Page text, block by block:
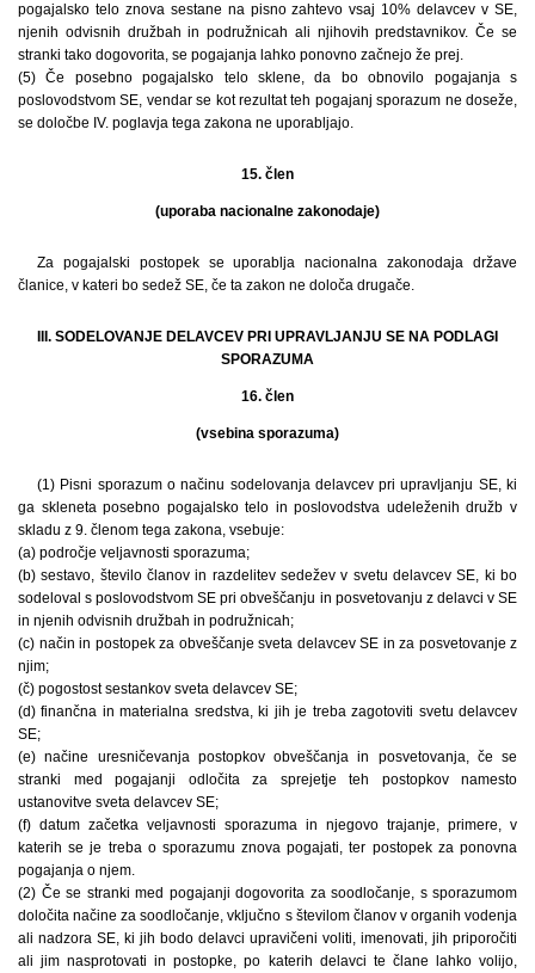
pogajalsko telo znova sestane na pisno zahtevo vsaj 10% delavcev v SE,
njenih odvisnih družbah in podružnicah ali njihovih predstavnikov. Če se
stranki tako dogovorita, se pogajanja lahko ponovno začnejo že prej.
(5) Če posebno pogajalsko telo sklene, da bo obnovilo pogajanja s
poslovodstvom SE, vendar se kot rezultat teh pogajanj sporazum ne doseže,
se določbe IV. poglavja tega zakona ne uporabljajo.
15. člen
(uporaba nacionalne zakonodaje)
Za pogajalski postopek se uporablja nacionalna zakonodaja države
članice, v kateri bo sedež SE, če ta zakon ne določa drugače.
III. SODELOVANJE DELAVCEV PRI UPRAVLJANJU SE NA PODLAGI
SPORAZUMA
16. člen
(vsebina sporazuma)
(1) Pisni sporazum o načinu sodelovanja delavcev pri upravljanju SE, ki
ga skleneta posebno pogajalsko telo in poslovodstva udeleženih družb v
skladu z 9. členom tega zakona, vsebuje:
(a) področje veljavnosti sporazuma;
(b) sestavo, število članov in razdelitev sedežev v svetu delavcev SE, ki bo
sodeloval s poslovodstvom SE pri obveščanju in posvetovanju z delavci v SE
in njenih odvisnih družbah in podružnicah;
(c) način in postopek za obveščanje sveta delavcev SE in za posvetovanje z
njim;
(č) pogostost sestankov sveta delavcev SE;
(d) finančna in materialna sredstva, ki jih je treba zagotoviti svetu delavcev
SE;
(e) načine uresničevanja postopkov obveščanja in posvetovanja, če se
stranki med pogajanji odločita za sprejetje teh postopkov namesto
ustanovitve sveta delavcev SE;
(f) datum začetka veljavnosti sporazuma in njegovo trajanje, primere, v
katerih se je treba o sporazumu znova pogajati, ter postopek za ponovna
pogajanja o njem.
(2) Če se stranki med pogajanji dogovorita za soodločanje, s sporazumom
določita načine za soodločanje, vključno s številom članov v organih vodenja
ali nadzora SE, ki jih bodo delavci upravičeni voliti, imenovati, jih priporočiti
ali jim nasprotovati in postopke, po katerih delavci te člane lahko volijo,